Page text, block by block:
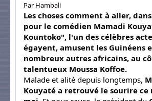
Par Hambali
Les choses comment à aller,
pour le comédien Mamadi
Kountoko", l'un des célèbres
égayent, amusent les Guinéens
nombreux autres africains, au
talentueux Moussa Koffoe.
Malade et alité depuis longtemps,
Kouyaté a retrouvé le sourire ce